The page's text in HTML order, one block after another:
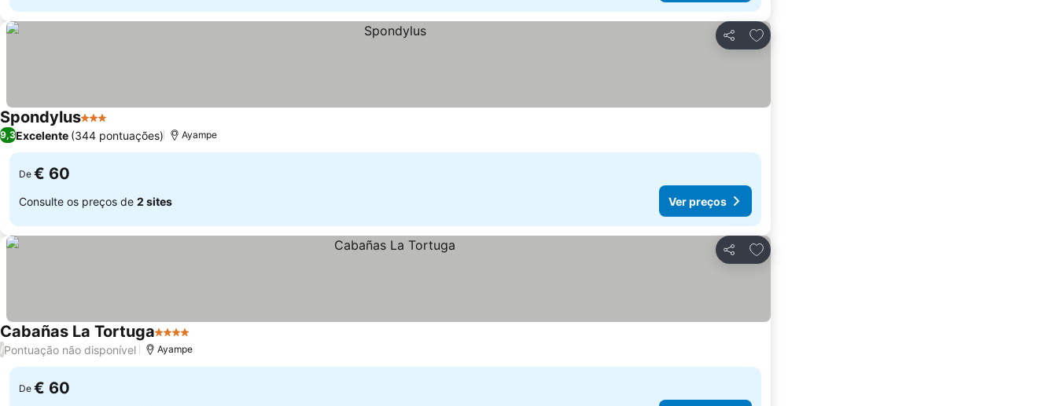
Partilhar
Adicionar aos favoritos
Spondylus3 Estrelas
9,3Excelente (344 pontuações) Ayampe
De € 60
Consulte os preços de 2 sites Ver preços
Partilhar
Adicionar aos favoritos
Cabañas La Tortuga4 Estrelas
/Pontuação não disponível Ayampe
De € 60